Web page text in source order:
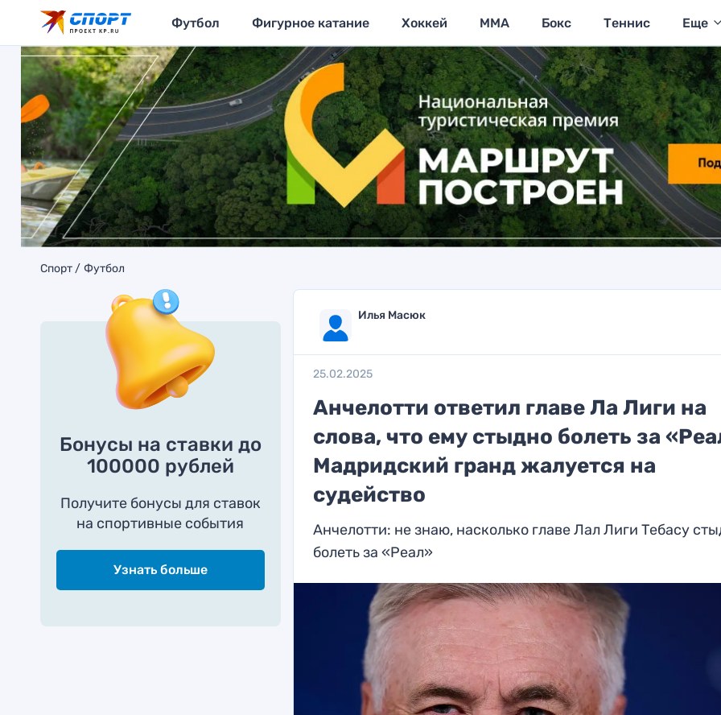
Футбол Фигурное катание Хоккей MMA Бокс Теннис Еще
Спорт Футбол
Бонусы на ставки до
100000 рублей
Получите бонусы для ставок
на спортивные события
Узнать больше
Илья Масюк
25.02.2025
Анчелотти ответил главе Ла Лиги на
слова, что ему стыдно болеть за
Мадридский гранд жалуется на
судейство
Анчелотти: не знаю, насколько главе Лал Лиги Тебасу
болеть за «Реал»